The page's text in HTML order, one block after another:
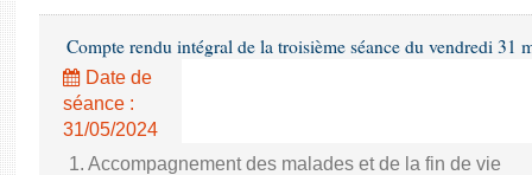
Compte rendu intégral de la troisième séance du vendredi 31
Date de
séance :
31/05/2024
1. Accompagnement des malades et de la fin de vie